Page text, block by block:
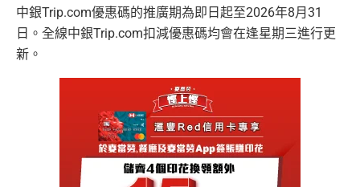
中銀Trip.com優惠碼的推廣期為即日起至2026年8月31
日。全線中銀Trip.com扣減優惠碼均會在逢星期三進行更
新。